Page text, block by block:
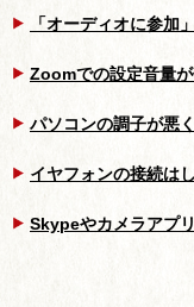
「オーディオに参加
Zoomでの設定音量
パソコンの調子が悪
イヤフォンの接続は
Skypeやカメラアプ